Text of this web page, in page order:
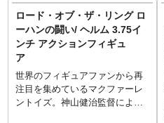
チシリーズで大展開スタートで
す。初回からまさかの「ビルド
フィギュア」仕様に！こちらは
凶暴なオークの「シャンク」が
3.75インチのアクションフィギ
ュアとなって登場。アクセサリ
ーパーツの斧（ギムリ）が付
属。また、「スノートロル」の
ロード・オブ・ザ・リング ロ
ーハンの闘い/ ヘルム 3.75イ
ンチ アクションフィギュ
ア
世界のフィギュアファンから再
注目を集めているマクファーレ
ントイズ。神山健治監督による